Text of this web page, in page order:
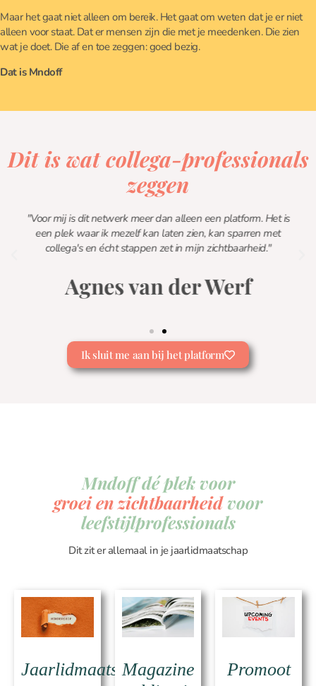
Maar het gaat niet alleen om bereik. Het gaat om weten dat je er niet
alleen voor staat. Dat er mensen zijn die met je meedenken. Die zien
wat je doet. Die af en toe zeggen: goed bezig.
Dat is Mndoff
Dit is wat collega-professionals
zeggen
"Voor mij is dit netwerk meer dan alleen een platform. Het is
een plek waar ik mezelf kan laten zien, kan sparren met
collega's en écht stappen zet in mijn zichtbaarheid."
Agnes van der Werf
Ik sluit me aan bij het platform
Mndoff dé plek voor
groei en zichtbaarheid voor
leefstijlprofessionals
Dit zit er allemaal in je jaarlidmaatschap
JaarlidmaatschapMagazine
Promoot